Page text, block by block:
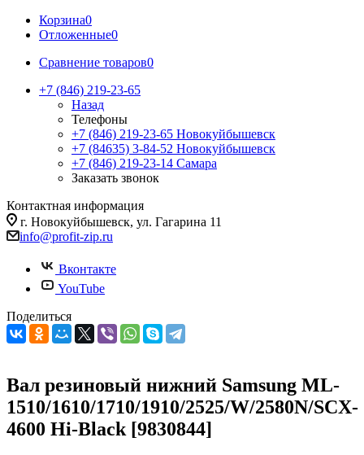
Корзина0
Отложенные0
Сравнение товаров0
+7 (846) 219-23-65
Назад
Телефоны
+7 (846) 219-23-65 Новокуйбышевск
+7 (84635) 3-84-52 Новокуйбышевск
+7 (846) 219-23-14 Самара
Заказать звонок
Контактная информация
г. Новокуйбышевск, ул. Гагарина 11
info@profit-zip.ru
Вконтакте
YouTube
Поделиться
Вал резиновый нижний Samsung ML-
1510/1610/1710/1910/2525/W/2580N/SCX-
4600 Hi-Black [9830844]